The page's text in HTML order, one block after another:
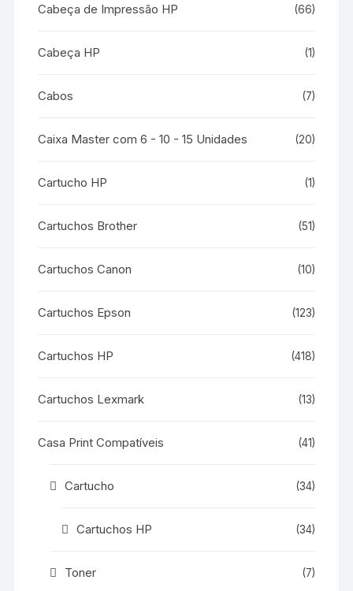
Cabeça de Impressão HP (66)
Cabeça HP (1)
Cabos (7)
Caixa Master com 6 - 10 - 15 Unidades (20)
Cartucho HP (1)
Cartuchos Brother (51)
Cartuchos Canon (10)
Cartuchos Epson (123)
Cartuchos HP (418)
Cartuchos Lexmark (13)
Casa Print Compatíveis (41)
Cartucho (34)
Cartuchos HP (34)
Toner (7)